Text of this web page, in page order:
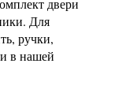
Для
ручки,
в нашей